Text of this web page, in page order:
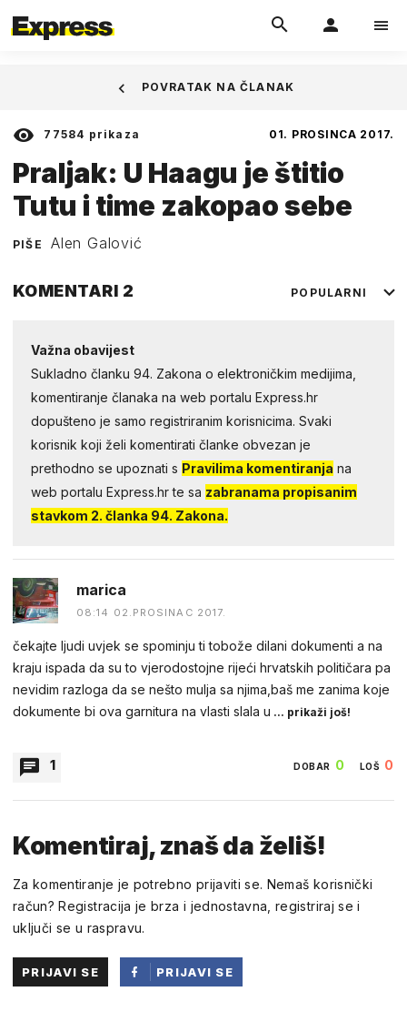
77584 prikaza 01. PROSINCA 2017.
Praljak: U Haagu je štitio
Tutu i time zakopao sebe
PIŠE Alen Galović
POVRATAK NA ČLANAK
KOMENTARI 2 POPULARNI
Važna obavijest
Sukladno članku 94. Zakona o elektroničkim medijima,
komentiranje članaka na web portalu Express.hr
dopušteno je samo registriranim korisnicima. Svaki
korisnik koji želi komentirati članke obvezan je
prethodno se upoznati s Pravilima komentiranja na
web portalu Express.hr te sa zabranama propisanim
stavkom 2. članka 94. Zakona.
marica
08:14 02.PROSINAC 2017.
čekajte ljudi uvjek se spominju ti tobože dilani dokumenti a na
kraju ispada da su to vjerodostojne rijeći hrvatskih političara pa
nevidim razloga da se nešto mulja sa njima,baš me zanima koje
dokumente bi ova garnitura na vlasti slala u ... prikaži još!
1 DOBAR 0 LOŠ 0
10:37 02.PROSINAC 2017.
to je kriva hdzova vlada i sad glume domoljube
Komentiraj, znaš da želiš!
Za komentiranje je potrebno prijaviti se. Nemaš korisnički
račun? Registracija je brza i jednostavna, registriraj se i
uključi se u raspravu.
PRIJAVI SE
PRIJAVI SE